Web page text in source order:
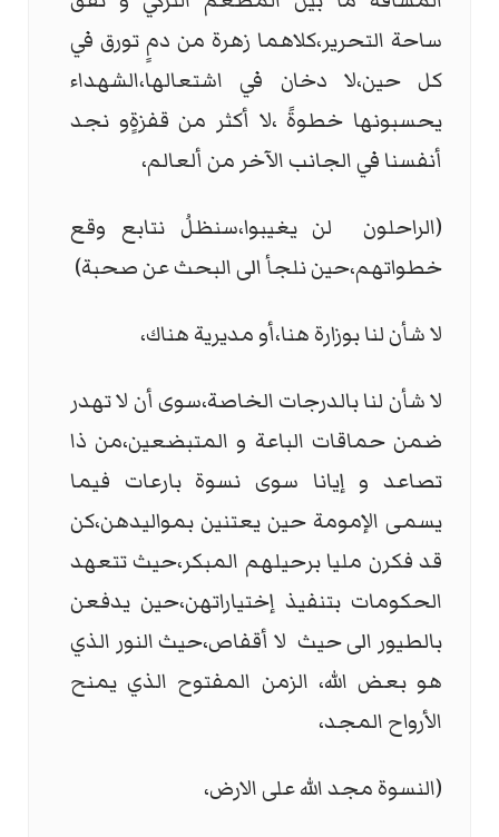
ساحة التحرير،كلاهما زهرة من دمٍ تورق في
كل حين،لا دخان في اشتعالها،الشهداء
يحسبونها خطوةً ،لا أكثر من قفزةٍو نجد
أنفسنا في الجانب الآخر من ألعالم،
(الراحلون لن يغيبوا،سنظلُ نتابع وقع
خطواتهم،حين نلجأ الى البحث عن صحبة)
لا شأن لنا بوزارة هنا،أو مديرية هناك،
لا شأن لنا بالدرجات الخاصة،سوى أن لا تهدر
ضمن حماقات الباعة و المتبضعين،من ذا
تصاعد و إيانا سوى نسوة بارعات فيما
يسمى الإمومة حين يعتنين بمواليدهن،كن
قد فكرن مليا برحيلهم المبكر،حيث تتعهد
الحكومات بتنفيذ إختياراتهن،حين يدفعن
بالطيور الى حيث لا أقفاص،حيث النور الذي
هو بعض الله، الزمن المفتوح الذي يمنح
الأرواح المجد،
(النسوة مجد الله على الارض،